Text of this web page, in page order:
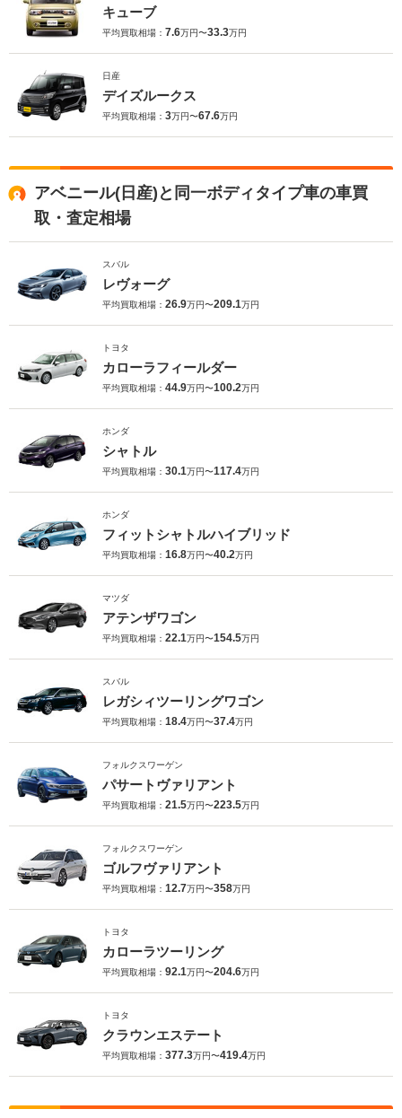
キューブ
平均買取相場： 7.6万円〜33.3万円
日産
デイズルークス
平均買取相場： 3万円〜67.6万円
アベニール(日産)と同一ボディタイプ車の車買
取・査定相場
スバル
レヴォーグ
平均買取相場： 26.9万円〜209.1万円
トヨタ
カローラフィールダー
平均買取相場： 44.9万円〜100.2万円
ホンダ
シャトル
平均買取相場： 30.1万円〜117.4万円
ホンダ
フィットシャトルハイブリッド
平均買取相場： 16.8万円〜40.2万円
マツダ
アテンザワゴン
平均買取相場： 22.1万円〜154.5万円
スバル
レガシィツーリングワゴン
平均買取相場： 18.4万円〜37.4万円
フォルクスワーゲン
パサートヴァリアント
平均買取相場： 21.5万円〜223.5万円
フォルクスワーゲン
ゴルフヴァリアント
平均買取相場： 12.7万円〜358万円
トヨタ
カローラツーリング
平均買取相場： 92.1万円〜204.6万円
トヨタ
クラウンエステート
平均買取相場： 377.3万円〜419.4万円